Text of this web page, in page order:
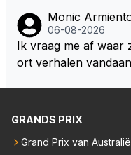
Monic
06-08-2026
Ik vraag me af waar
ort verhalen
emand weet wat er
iedereen is
GRANDS PRIX
Grand Prix van Australië